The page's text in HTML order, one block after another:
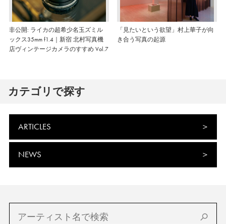
非公開: ライカの超希少名玉ズミル
ックス35mm f1.4｜新宿 北村写真機
店ヴィンテージカメラのすすめ Vol.7
「見たいという欲望」村上華子が向
き合う写真の起源
カテゴリで探す
ARTICLES
NEWS